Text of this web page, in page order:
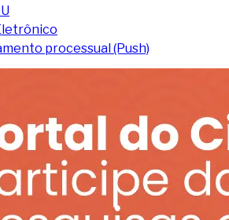
processual (Push)